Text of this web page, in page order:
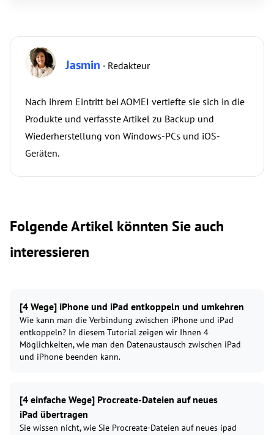
Jasmin · Redakteur
Nach ihrem Eintritt bei AOMEI vertiefte sie sich in die
Produkte und verfasste Artikel zu Backup und
Wiederherstellung von Windows-PCs und iOS-
Geräten.
Folgende Artikel könnten Sie auch
interessieren
[4 Wege] iPhone und iPad entkoppeln und umkehren
Wie kann man die Verbindung zwischen iPhone und iPad
entkoppeln? In diesem Tutorial zeigen wir Ihnen 4
Möglichkeiten, wie man den Datenaustausch zwischen iPad
und iPhone beenden kann.
[4 einfache Wege] Procreate-Dateien auf neues
iPad übertragen
Sie wissen nicht, wie Sie Procreate-Dateien auf neues ipad